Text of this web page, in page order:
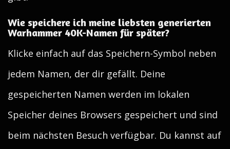
Wie speichere ich meine liebsten generierten
Warhammer 40K-Namen für später?
Klicke einfach auf das Speichern-Symbol neben
jedem Namen, der dir gefällt. Deine
gespeicherten Namen werden im lokalen
Speicher deines Browsers gespeichert und sind
beim nächsten Besuch verfügbar. Du kannst auf